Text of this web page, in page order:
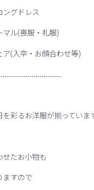
ングドレス
マル(喪服・礼服)
ア(入卒・お顔合わせ等)
彩るお洋服が揃っていま
たお小物も
ますので